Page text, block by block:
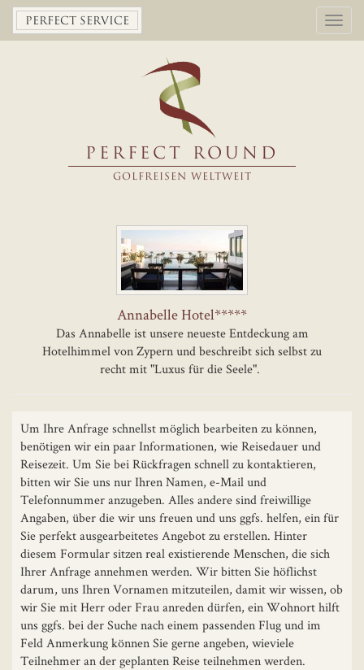
PERFECT SERVICE
PERFECT ROUND
GOLFREISEN WELTWEIT
Annabelle Hotel*****
Das Annabelle ist unsere neueste Entdeckung am
Hotelhimmel von Zypern und beschreibt sich selbst zu
recht mit "Luxus für die Seele".
Um Ihre Anfrage schnellst möglich bearbeiten zu können,
benötigen wir ein paar Informationen, wie Reisedauer und
Reisezeit. Um Sie bei Rückfragen schnell zu kontaktieren,
bitten wir Sie uns nur Ihren Namen, e-Mail und
Telefonnummer anzugeben. Alles andere sind freiwillige
Angaben, über die wir uns freuen und uns ggfs. helfen, ein für
Sie perfekt ausgearbeitetes Angebot zu erstellen. Hinter
diesem Formular sitzen real existierende Menschen, die sich
Ihrer Anfrage annehmen werden. Wir bitten Sie höflichst
darum, uns Ihren Vornamen mitzuteilen, damit wir wissen, ob
wir Sie mit Herr oder Frau anreden dürfen, ein Wohnort hilft
uns ggfs. bei der Suche nach einem passenden Flug und im
Feld Anmerkung können Sie gerne angeben, wieviele
Teilnehmer an der geplanten Reise teilnehmen werden.